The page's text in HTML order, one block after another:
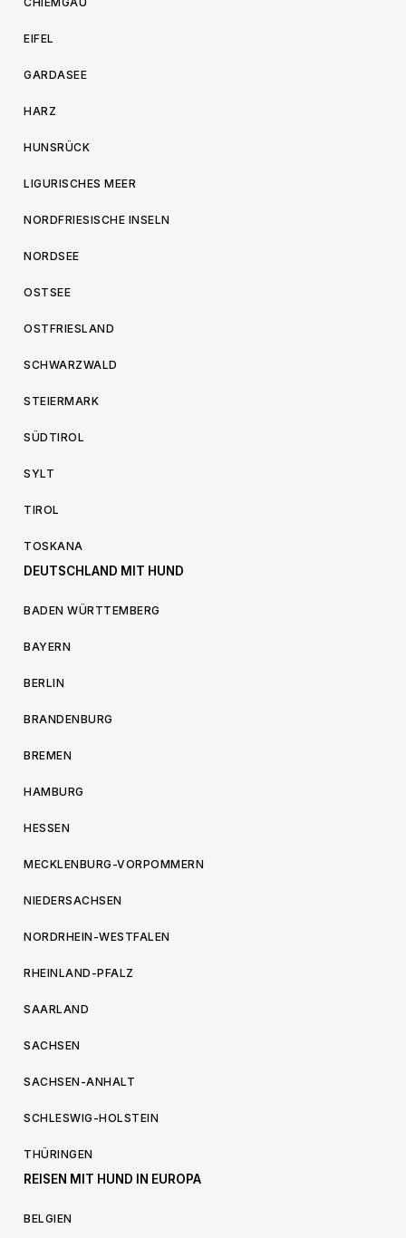
EIFEL
GARDASEE
HARZ
HUNSRÜCK
LIGURISCHES MEER
NORDFRIESISCHE INSELN
NORDSEE
OSTSEE
OSTFRIESLAND
SCHWARZWALD
STEIERMARK
SÜDTIROL
SYLT
TIROL
TOSKANA
DEUTSCHLAND MIT HUND
BADEN WÜRTTEMBERG
BAYERN
BERLIN
BRANDENBURG
BREMEN
HAMBURG
HESSEN
MECKLENBURG-VORPOMMERN
NIEDERSACHSEN
NORDRHEIN-WESTFALEN
RHEINLAND-PFALZ
SAARLAND
SACHSEN
SACHSEN-ANHALT
SCHLESWIG-HOLSTEIN
THÜRINGEN
REISEN MIT HUND IN EUROPA
BELGIEN